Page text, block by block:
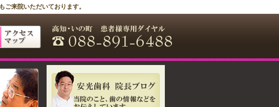
来院いただいております。